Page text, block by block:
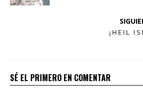
¡ H E I L I S
SÉ EL PRIMERO EN COMENTAR